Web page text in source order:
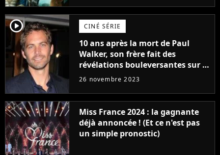
player2 CINÉ SÉRIE
10 ans après la mort de Paul
Walker, son frère fait des
révélations bouleversantes sur la
réaction des acteurs de Fast and
26 novembre 2023
Miss France 2024 : la gagnante
déjà annoncée ! (Et ce n'est pas
un simple pronostic)